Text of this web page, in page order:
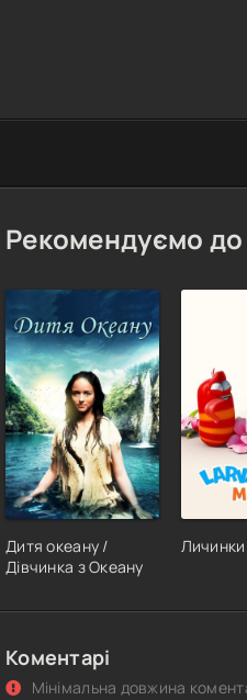
Рекомендуємо
Дитя океану /
Дівчинка з Океану
Личинки
Коментарі
Мінімальна довжина